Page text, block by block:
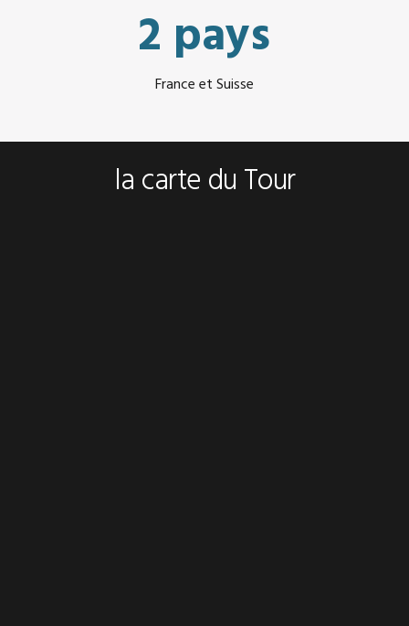
2 pays
France et Suisse
la carte du Tour